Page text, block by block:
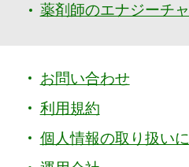
薬剤師のエナジーチ
お問い合わせ
利用規約
個人情報の取り扱い